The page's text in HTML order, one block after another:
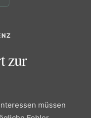
zur
müssen